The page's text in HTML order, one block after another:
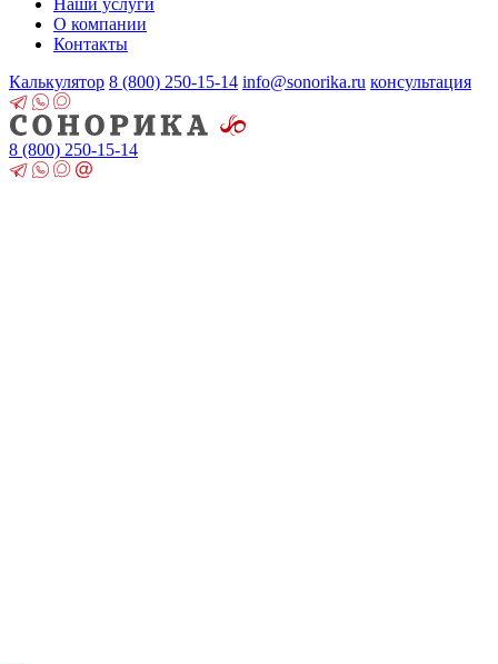
Наши услуги
О компании
Контакты
Калькулятор 8 (800) 250-15-14 info@sonorika.ru консультация
8 (800) 250-15-14